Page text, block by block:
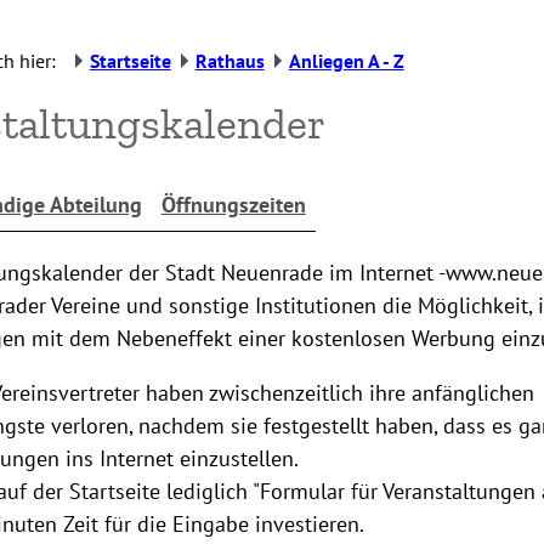
hier: Startseite Rathaus Anliegen A - Z
Abteilung Öffnungszeiten
der Stadt Neuenrade im Internet -
Vereine und sonstige Institutionen die Möglichkeit,
mit dem Nebeneffekt einer kostenlosen Werbung
haben zwischenzeitlich ihre anfänglichen
verloren, nachdem sie festgestellt haben, dass es
ins Internet einzustellen.
der Startseite lediglich "Formular für Veranstaltungen
Zeit für die Eingabe investieren.